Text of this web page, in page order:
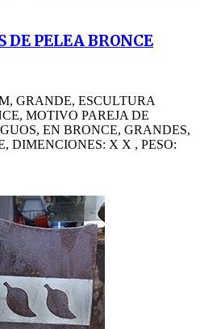
DE PELEA BRONCE
GRANDE, ESCULTURA
MOTIVO PAREJA DE
EN BRONCE, GRANDES,
DIMENCIONES: X X , PESO: